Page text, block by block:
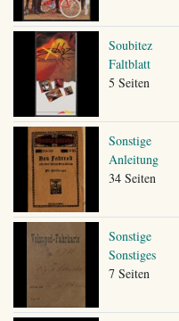
Soubitez
Faltblatt
5 Seiten
Sonstige
Anleitung
34 Seiten
Sonstige
Sonstiges
7 Seiten